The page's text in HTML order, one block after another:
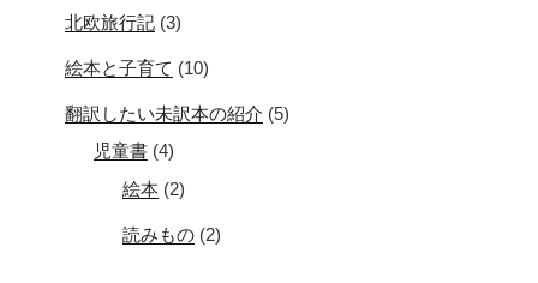
北欧旅行記 (3)
絵本と子育て (10)
翻訳したい未訳本の紹介 (5)
児童書 (4)
絵本 (2)
読みもの (2)